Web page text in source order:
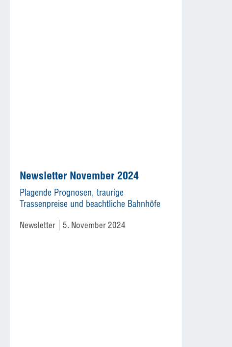
Newsletter November 2024
Plagende Prognosen, traurige
Trassenpreise und beachtliche Bahnhöfe
Newsletter 5. November 2024